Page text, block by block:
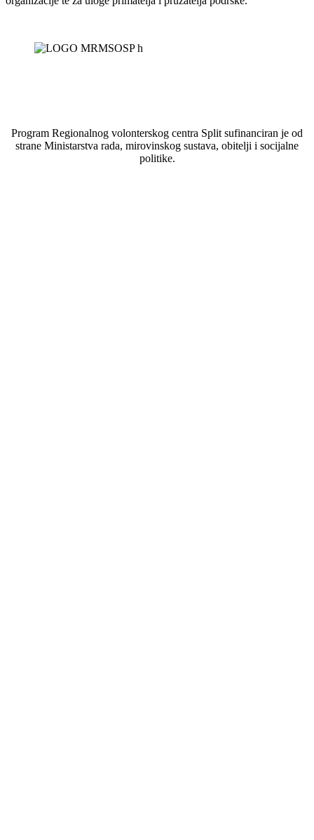
Program Regionalnog volonterskog centra Split sufinanciran je od
strane Ministarstva rada, mirovinskog sustava, obitelji i socijalne
politike.